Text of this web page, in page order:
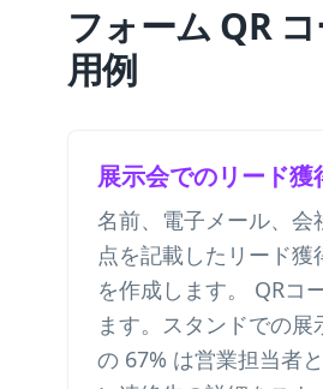
フォーム QR
用例
展示会でのリード獲
名前、電子メール、会
点を記載したリード獲
を作成します。 QRコ
ます。スタンドでの展
の 67% は営業担当者